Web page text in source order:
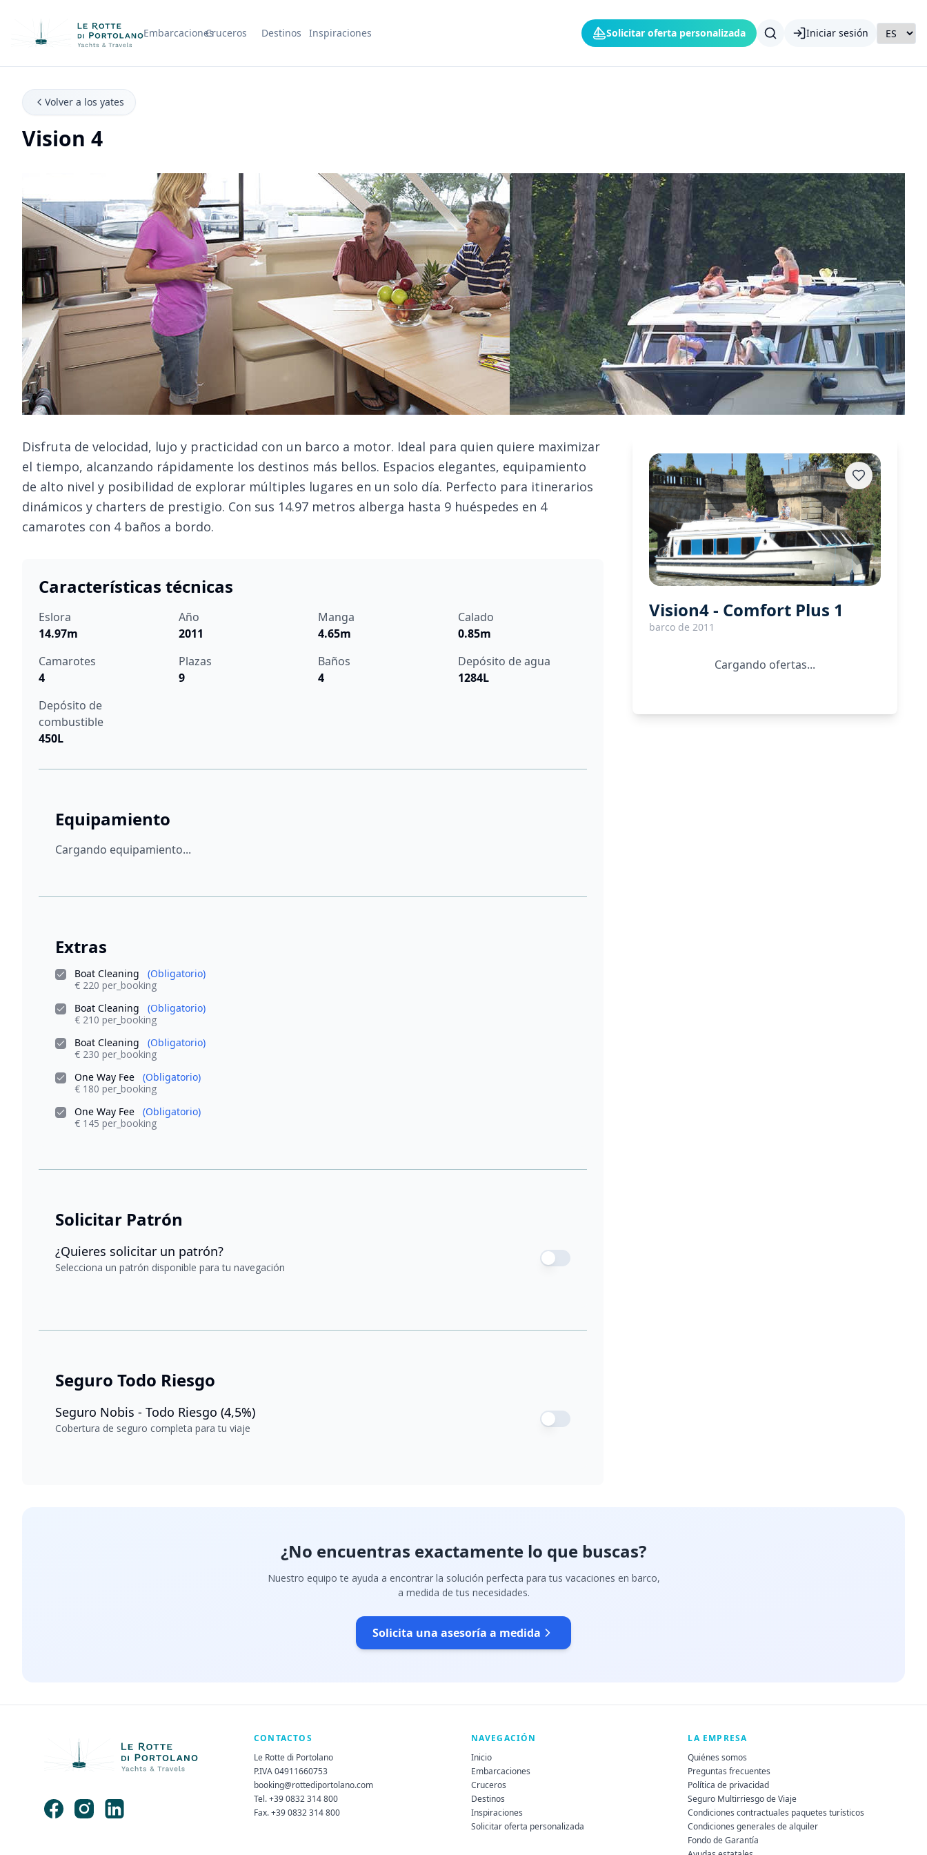
Nombre de la empresa EmbarcacionesCruceros Destinos Inspiraciones Solicitar oferta personalizada Iniciar sesión
Volver a los yates
Vision 4
Disfruta de velocidad, lujo y practicidad con un barco a motor. Ideal para quien quiere maximizar
el tiempo, alcanzando rápidamente los destinos más bellos. Espacios elegantes, equipamiento
de alto nivel y posibilidad de explorar múltiples lugares en un solo día. Perfecto para itinerarios
dinámicos y charters de prestigio. Con sus 14.97 metros alberga hasta 9 huéspedes en 4
camarotes con 4 baños a bordo.
Características técnicas
Eslora
14.97m
Año
2011
Manga
4.65m
Calado
0.85m
Camarotes
4
Plazas
9
Baños
4
Depósito de agua
1284L
Depósito de
combustible
450L
Equipamiento
Cargando equipamiento...
Extras
Boat Cleaning
(Obligatorio)
€ 220 per_booking
Boat Cleaning
(Obligatorio)
€ 210 per_booking
Boat Cleaning
(Obligatorio)
€ 230 per_booking
One Way Fee
(Obligatorio)
€ 180 per_booking
One Way Fee
(Obligatorio)
€ 145 per_booking
Solicitar Patrón
¿Quieres solicitar un patrón?
Selecciona un patrón disponible para tu navegación
Seguro Todo Riesgo
Seguro Nobis - Todo Riesgo (4,5%)
Cobertura de seguro completa para tu viaje
Vision4 - Comfort Plus 1
barco de 2011
Cargando ofertas...
¿No encuentras exactamente lo que buscas?
Nuestro equipo te ayuda a encontrar la solución perfecta para tus vacaciones en barco,
a medida de tus necesidades.
Solicita una asesoría a medida
CONTACTOS
Le Rotte di Portolano
P.IVA 04911660753
booking@rottediportolano.com
Tel. +39 0832 314 800
Fax. +39 0832 314 800
NAVEGACIÓN
Inicio
Embarcaciones
Cruceros
Destinos
Inspiraciones
Solicitar oferta personalizada
LA EMPRESA
Quiénes somos
Preguntas frecuentes
Política de privacidad
Seguro Multirriesgo de Viaje
Condiciones contractuales paquetes turísticos
Condiciones generales de alquiler
Fondo de Garantía